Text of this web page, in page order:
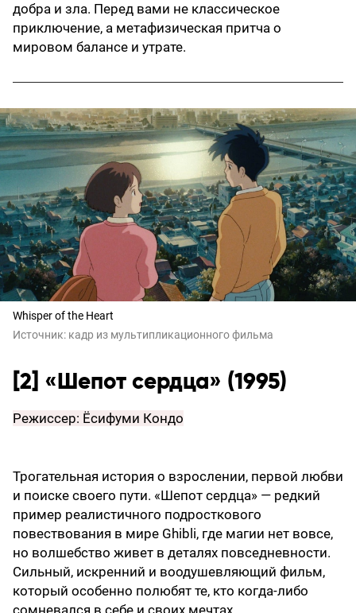
добра и зла. Перед вами не классическое
приключение, а метафизическая притча о
мировом балансе и утрате.
Whisper of the Heart
Источник: кадр из мультипликационного фильма
[2] «Шепот сердца» (1995)
Режиссер: Ёсифуми Кондо
Трогательная история о взрослении, первой любви
и поиске своего пути. «Шепот сердца» — редкий
пример реалистичного подросткового
повествования в мире Ghibli, где магии нет вовсе,
но волшебство живет в деталях повседневности.
Сильный, искренний и воодушевляющий фильм,
который особенно полюбят те, кто когда-либо
сомневался в себе и своих мечтах.